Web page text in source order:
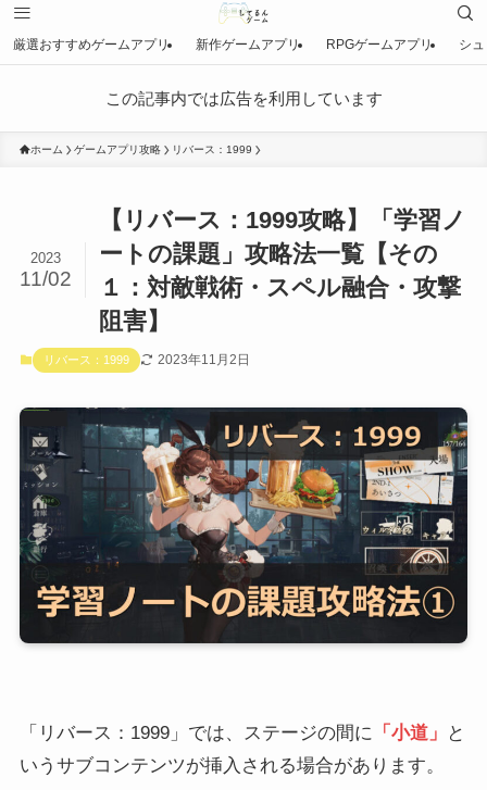
厳選おすすめゲームアプリ 新作ゲームアプリ RPGゲームアプリ シ
この記事内では広告を利用しています
ホーム ゲームアプリ攻略 リバース：1999
【リバース：1999攻略】「学習ノ
ートの課題」攻略法一覧【その
１：対敵戦術・スペル融合・攻撃
阻害】
2023
11/02
リバース：1999 2023年11月2日
「リバース：1999」では、ステージの間に 「小道」
と
いうサブコンテンツが挿入される場合があります。